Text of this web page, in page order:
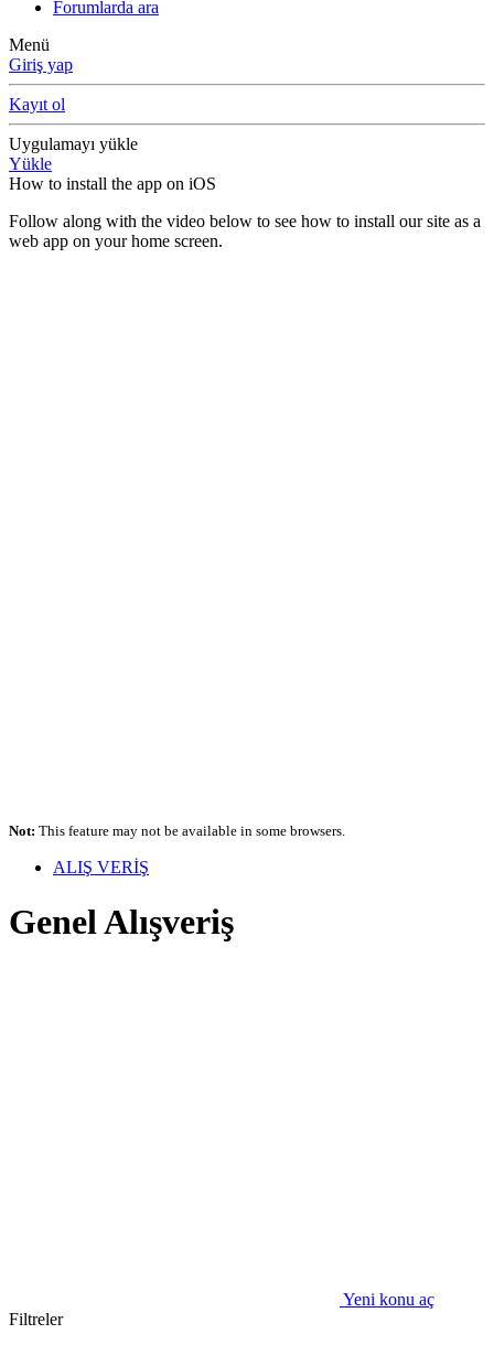
Forumlarda ara
Menü
Giriş yap
Kayıt ol
Uygulamayı yükle
Yükle
How to install the app on iOS
Follow along with the video below to see how to install our site as a
web app on your home screen.
Not: This feature may not be available in some browsers.
ALIŞ VERİŞ
Genel Alışveriş
Yeni konu aç
Filtreler